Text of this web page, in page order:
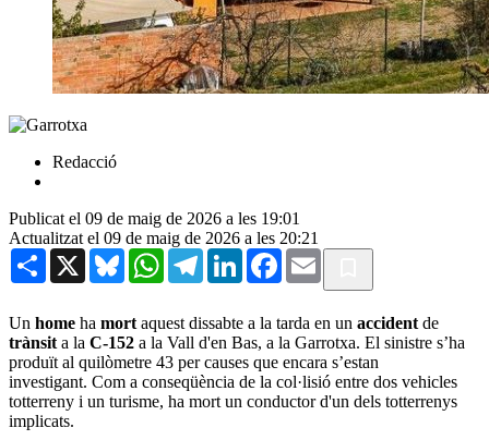
Redacció
Publicat el 09 de maig de 2026 a les 19:01
Actualitzat el 09 de maig de 2026 a les 20:21
Share X BlueskyWhatsAppTelegramLinkedInFacebook
Email
Un home ha mort aquest dissabte a la tarda en un accident de
trànsit a la C-152 a la Vall d'en Bas, a la Garrotxa. El sinistre s’ha
produït al quilòmetre 43 per causes que encara s’estan
investigant. Com a conseqüència de la col·lisió entre dos vehicles
totterreny i un turisme, ha mort un conductor d'un dels totterrenys
implicats.